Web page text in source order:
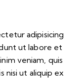
adipisicing
ut labore et
veniam, quis
nisi ut aliquip ex